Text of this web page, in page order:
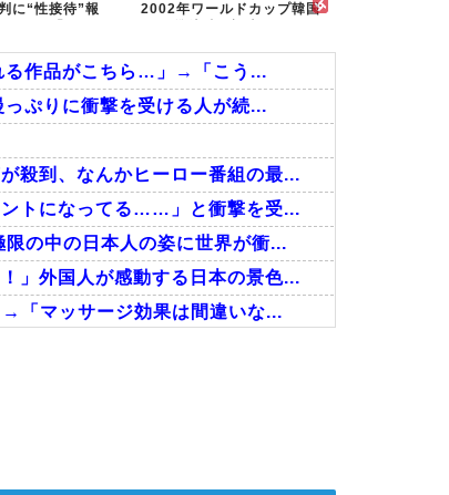
に“性接待”報
2002年ワールドカップ韓国
る作品がこちら…」→「こう...
ぷりに衝撃を受ける人が続...
殺到、なんかヒーロー番組の最...
ントになってる……」と衝撃を受...
の中の日本人の姿に世界が衝...
」外国人が感動する日本の景色...
「マッサージ効果は間違いな...
字に海外が大騒ぎ